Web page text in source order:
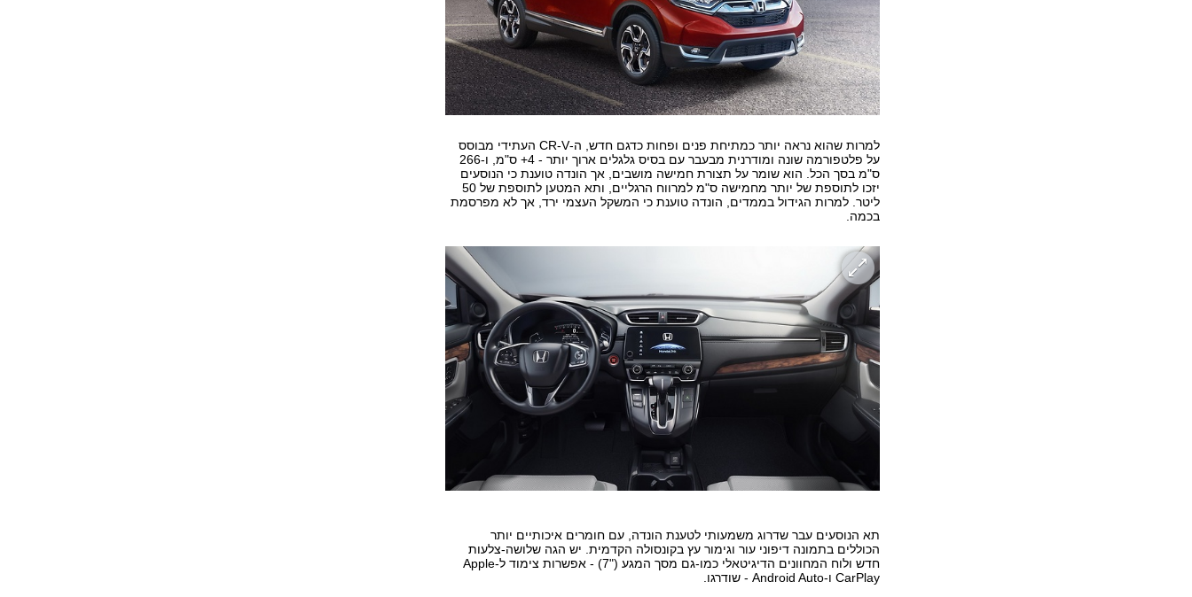
למרות שהוא נראה יותר כמתיחת פנים ופחות כדגם חדש, ה-CR-V העתידי מבוסס
על פלטפורמה שונה ומודרנית מבעבר עם בסיס גלגלים ארוך יותר - 4+ ס"מ, ו-266
ס"מ בסך הכל. הוא שומר על תצורת חמישה מושבים, אך הונדה טוענת כי הנוסעים
יזכו לתוספת של יותר מחמישה ס"מ למרווח הרגליים, ותא המטען לתוספת של 50
ליטר. למרות הגידול בממדים, הונדה טוענת כי המשקל העצמי ירד, אך לא מפרסמת
בכמה.
תא הנוסעים עבר שדרוג משמעותי לטענת הונדה, עם חומרים איכותיים יותר
הכוללים בתמונה דיפוני עור וגימור עץ בקונסולה הקדמית. יש הגה שלושה-צלעות
חדש ולוח המחוונים הדיגיטאלי כמו-גם מסך המגע ("7) - אפשרות צימוד ל-Apple
CarPlay ו-Android Auto - שודרגו.